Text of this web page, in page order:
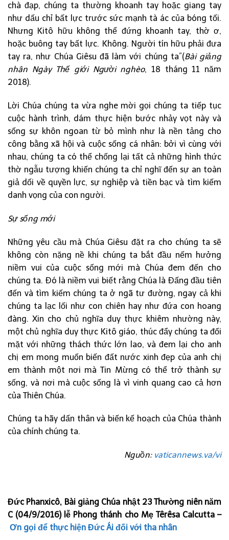
chà đạp, chúng ta thường khoanh tay hoặc giang tay
như dấu chỉ bất lực trước sức mạnh tà ác của bóng tối.
Nhưng Kitô hữu không thể đứng khoanh tay, thờ ơ,
hoặc buông tay bất lực. Không. Người tín hữu phải đưa
tay ra, như Chúa Giêsu đã làm với chúng ta”(Bài giảng
nhân Ngày Thế giới Người nghèo, 18 tháng 11 năm
2018).
Lời Chúa chúng ta vừa nghe mời gọi chúng ta tiếp tục
cuộc hành trình, dám thực hiện bước nhảy vọt này và
sống sự khôn ngoan từ bỏ mình như là nền tảng cho
công bằng xã hội và cuộc sống cá nhân: bởi vì cùng với
nhau, chúng ta có thể chống lại tất cả những hình thức
thờ ngẫu tượng khiến chúng ta chỉ nghĩ đến sự an toàn
giả dối về quyền lực, sự nghiệp và tiền bạc và tìm kiếm
danh vọng của con người.
Sự sống mới
Những yêu cầu mà Chúa Giêsu đặt ra cho chúng ta sẽ
không còn nặng nề khi chúng ta bắt đầu nếm hưởng
niềm vui của cuộc sống mới mà Chúa đem đến cho
chúng ta. Đó là niềm vui biết rằng Chúa là Đấng đầu tiên
đến và tìm kiếm chúng ta ở ngã tư đường, ngay cả khi
chúng ta lạc lối như con chiên hay như đứa con hoang
đàng. Xin cho chủ nghĩa duy thực khiêm nhường này,
một chủ nghĩa duy thực Kitô giáo, thúc đẩy chúng ta đối
mặt với những thách thức lớn lao, và đem lại cho anh
chị em mong muốn biến đất nước xinh đẹp của anh chị
em thành một nơi mà Tin Mừng có thể trở thành sự
sống, và nơi mà cuộc sống là vì vinh quang cao cả hơn
của Thiên Chúa.
Chúng ta hãy dấn thân và biến kế hoạch của Chúa thành
của chính chúng ta.
Nguồn: vaticannews.va/vi
Đức Phanxicô, Bài giảng Chúa nhật 23 Thường niên năm
C (04/9/2016) lễ Phong thánh cho Mẹ Têrêsa Calcutta –
Ơn gọi để thực hiện Đức Ái đối với tha nhân